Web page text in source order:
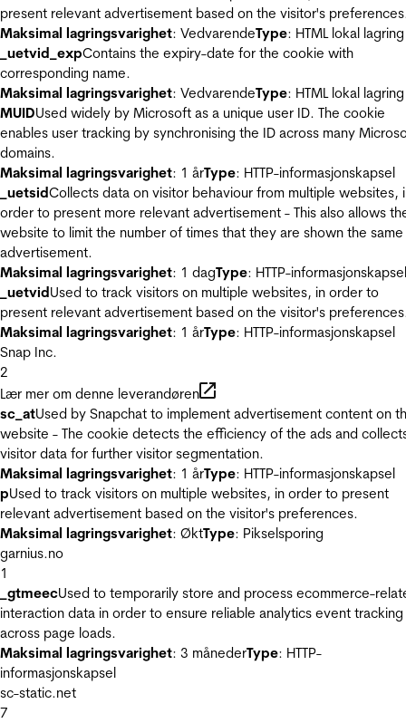
present relevant advertisement based on the visitor's
Maksimal lagringsvarighet: VedvarendeType: HTML lokal lagring
_uetvid_expContains the expiry-date for the cookie with
corresponding name.
Maksimal lagringsvarighet: VedvarendeType: HTML lokal lagring
MUIDUsed widely by Microsoft as a unique user ID. The cookie
enables user tracking by synchronising the ID across many
domains.
Maksimal lagringsvarighet: 1 årType: HTTP-informasjonskapsel
_uetsidCollects data on visitor behaviour from multiple websites,
order to present more relevant advertisement - This also allows
website to limit the number of times that they are shown the same
advertisement.
Maksimal lagringsvarighet: 1 dagType: HTTP-informasjonskapsel
_uetvidUsed to track visitors on multiple websites, in order to
present relevant advertisement based on the visitor's
Maksimal lagringsvarighet: 1 årType: HTTP-informasjonskapsel
Snap Inc.
2
Lær mer om denne leverandøren
sc_atUsed by Snapchat to implement advertisement content on
website - The cookie detects the efficiency of the ads and
visitor data for further visitor segmentation.
Maksimal lagringsvarighet: 1 årType: HTTP-informasjonskapsel
pUsed to track visitors on multiple websites, in order to present
relevant advertisement based on the visitor's preferences.
Maksimal lagringsvarighet: ØktType: Pikselsporing
garnius.no
1
_gtmeecUsed to temporarily store and process ecommerce-
interaction data in order to ensure reliable analytics event tracking
across page loads.
Maksimal lagringsvarighet: 3 månederType: HTTP-
informasjonskapsel
sc-static.net
7